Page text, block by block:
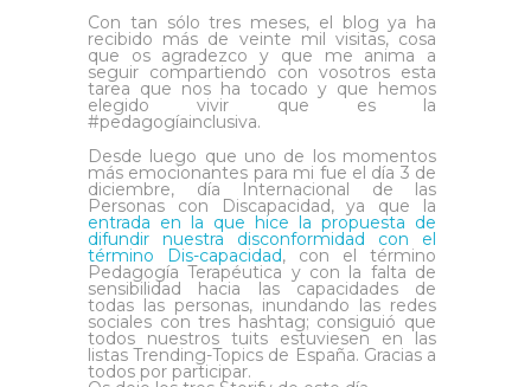
Con tan sólo tres meses, el blog ya ha
recibido más de veinte mil visitas, cosa
que os agradezco y que me anima a
seguir compartiendo con vosotros esta
tarea que nos ha tocado y que hemos
elegido vivir que es la
#pedagogíainclusiva.
Desde luego que uno de los momentos
más emocionantes para mi fue el día 3 de
diciembre, día Internacional de las
Personas con Discapacidad, ya que la
entrada en la que hice la propuesta de
difundir nuestra disconformidad con el
término Dis-capacidad, con el término
Pedagogía Terapéutica y con la falta de
sensibilidad hacia las capacidades de
todas las personas, inundando las redes
sociales con tres hashtag; consiguió que
todos nuestros tuits estuviesen en las
listas Trending-Topics de España. Gracias a
todos por participar.